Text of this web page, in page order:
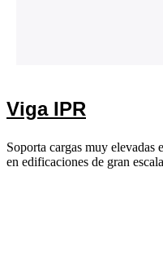
Viga IPR
Soporta cargas muy elevadas
en edificaciones de gran